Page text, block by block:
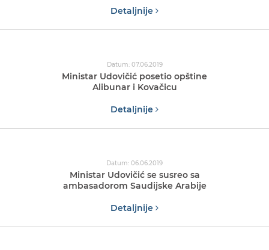
Detaljnije
Datum: 07.06.2019
Ministar Udovičić posetio opštine
Alibunar i Kovačicu
Detaljnije
Datum: 06.06.2019
Ministar Udovičić se susreo sa
ambasadorom Saudijske Arabije
Detaljnije